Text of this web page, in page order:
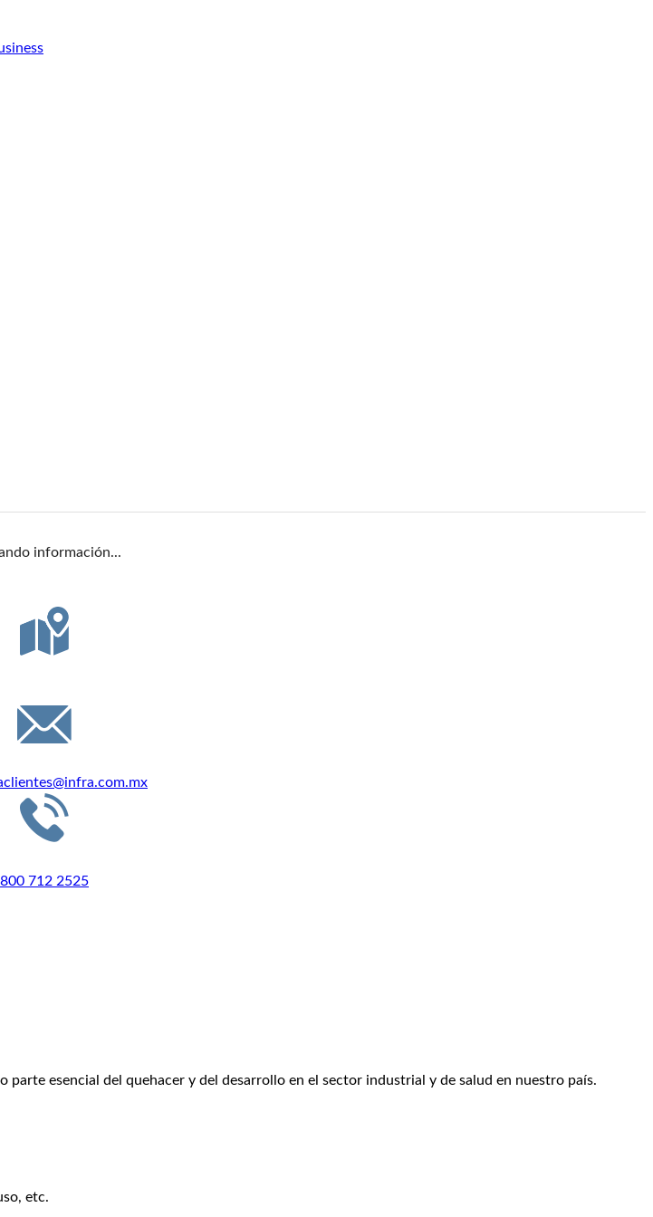
información...
800 712 2525
esencial del quehacer y del desarrollo en el sector industrial y de salud en nuestro país.
etc.